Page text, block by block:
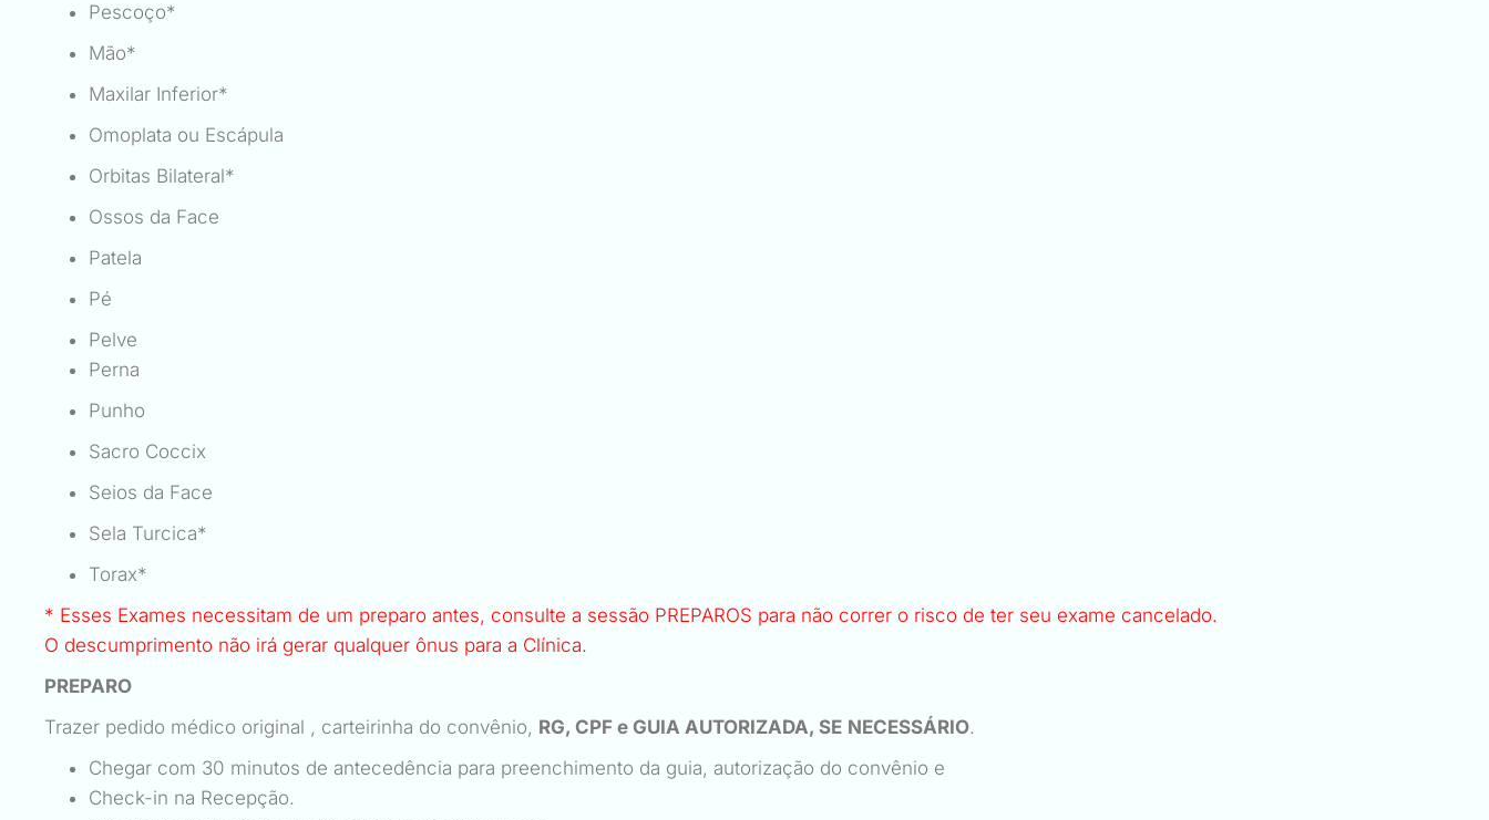
Pescoço*
Mão*
Maxilar Inferior*
Omoplata ou Escápula
Orbitas Bilateral*
Ossos da Face
Patela
Pé
Pelve
Perna
Punho
Sacro Coccix
Seios da Face
Sela Turcica*
Torax*
* Esses Exames necessitam de um preparo antes, consulte a sessão PREPAROS para não correr o risco de ter seu exame cancelado.
O descumprimento não irá gerar qualquer ônus para a Clínica.
PREPARO
Trazer pedido médico original , carteirinha do convênio, RG, CPF e GUIA AUTORIZADA, SE NECESSÁRIO.
Chegar com 30 minutos de antecedência para preenchimento da guia, autorização do convênio e
Check-in na Recepção.